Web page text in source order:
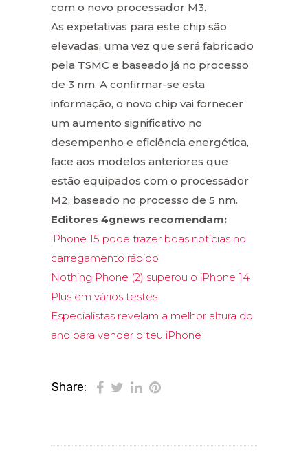
com o novo processador M3.
As expetativas para este chip são
elevadas, uma vez que será fabricado
pela TSMC e baseado já no processo
de 3 nm. A confirmar-se esta
informação, o novo chip vai fornecer
um aumento significativo no
desempenho e eficiência energética,
face aos modelos anteriores que
estão equipados com o processador
M2, baseado no processo de 5 nm.
Editores 4gnews recomendam:
iPhone 15 pode trazer boas notícias no
carregamento rápido
Nothing Phone (2) superou o iPhone 14
Plus em vários testes
Especialistas revelam a melhor altura do
ano para vender o teu iPhone
Share: